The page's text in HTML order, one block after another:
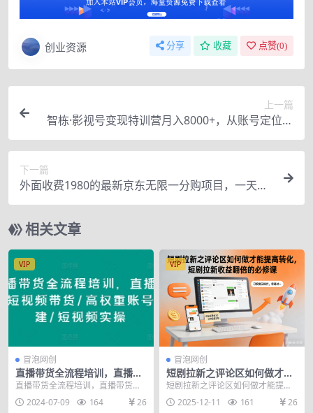
创业资源 分享 收藏 点赞(0)
上一篇
智栋·影视号变现特训营月入8000+，从账号定位到
素材到创作到热门全套课程-价值888元
下一篇
外面收费1980的最新京东无限一分购项目，一天轻
松几百单（玩法+教程+软件）
相关文章
VIP
冒泡网创
直播带货全流程培训，直播带
货短视频带货/高权重账号措
直播带货全流程培训，直播带货短
视频带货/高权重账号措建/短视频实
操 直播福利 直...
2024-07-09 164 26
VIP
冒泡网创
短剧拉新之评论区如何做才能
提高转化，短剧拉新收益翻倍
短剧拉新之评论区如何做才能提高
转化，短剧拉新收益翻倍的必修课
课程内容： 什么引...
2025-12-11 161 26